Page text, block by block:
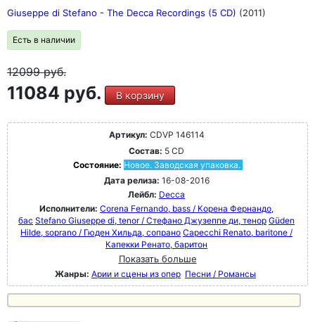
Giuseppe di Stefano - The Decca Recordings (5 CD) (2011)
Есть в наличии
12099руб.
11084 руб. В корзину
Артикул: CDVP 146114
Состав: 5 CD
Состояние: Новое. Заводская упаковка.
Дата релиза: 16-08-2016
Лейбл: Decca
Исполнители: Corena Fernando, bass / Корена Фернандо,
бас Stefano Giuseppe di, tenor / Стефано Джузеппе ди, тенор Güden
Hilde, soprano / Гюден Хильда, сопрано Capecchi Renato, baritone /
Капекки Ренато, баритон
Показать больше
Жанры: Арии и сцены из опер Песни / Романсы